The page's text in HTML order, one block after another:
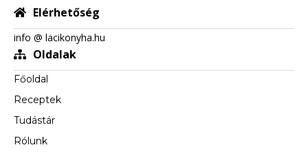
Elérhetőség
info @ lacikonyha.hu
Oldalak
Főoldal
Receptek
Tudástár
Rólunk